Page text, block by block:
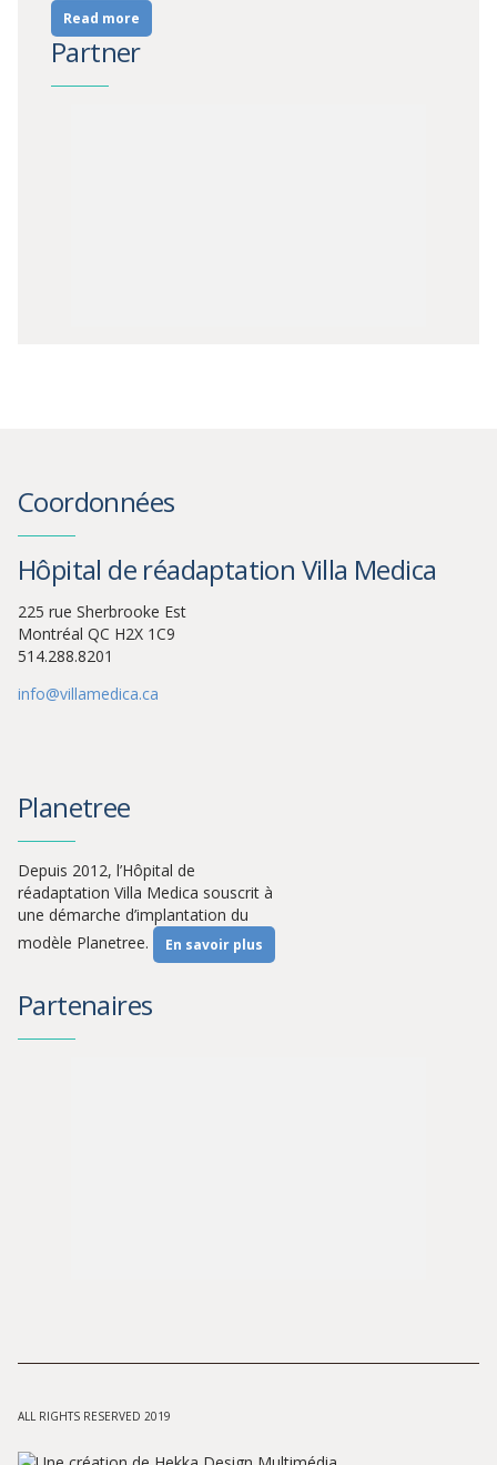
Read more
Partner
Coordonnées
Hôpital de réadaptation Villa Medica
225 rue Sherbrooke Est
Montréal QC H2X 1C9
514.288.8201
info@villamedica.ca
Planetree
Depuis 2012, l’Hôpital de
réadaptation Villa Medica souscrit à
une démarche d’implantation du
modèle Planetree.
En savoir plus
Partenaires
ALL RIGHTS RESERVED 2019